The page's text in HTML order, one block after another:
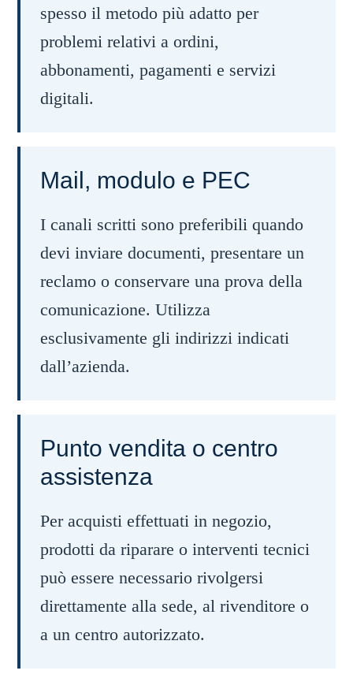
spesso il metodo più adatto per
problemi relativi a ordini,
abbonamenti, pagamenti e servizi
digitali.
Mail, modulo e PEC
I canali scritti sono preferibili quando
devi inviare documenti, presentare un
reclamo o conservare una prova della
comunicazione. Utilizza
esclusivamente gli indirizzi indicati
dall’azienda.
Punto vendita o centro
assistenza
Per acquisti effettuati in negozio,
prodotti da riparare o interventi tecnici
può essere necessario rivolgersi
direttamente alla sede, al rivenditore o
a un centro autorizzato.